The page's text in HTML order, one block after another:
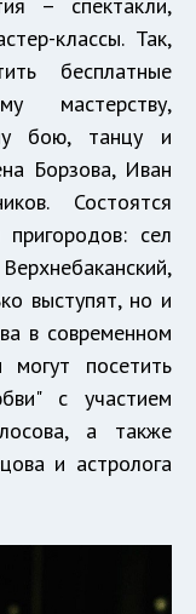
классы. Так,
бесплатные
мастерству,
бою, танцу и
Борзова, Иван
Состоятся
сел
выступят, но и
в современном
посетить
с участием
а также
и астролога